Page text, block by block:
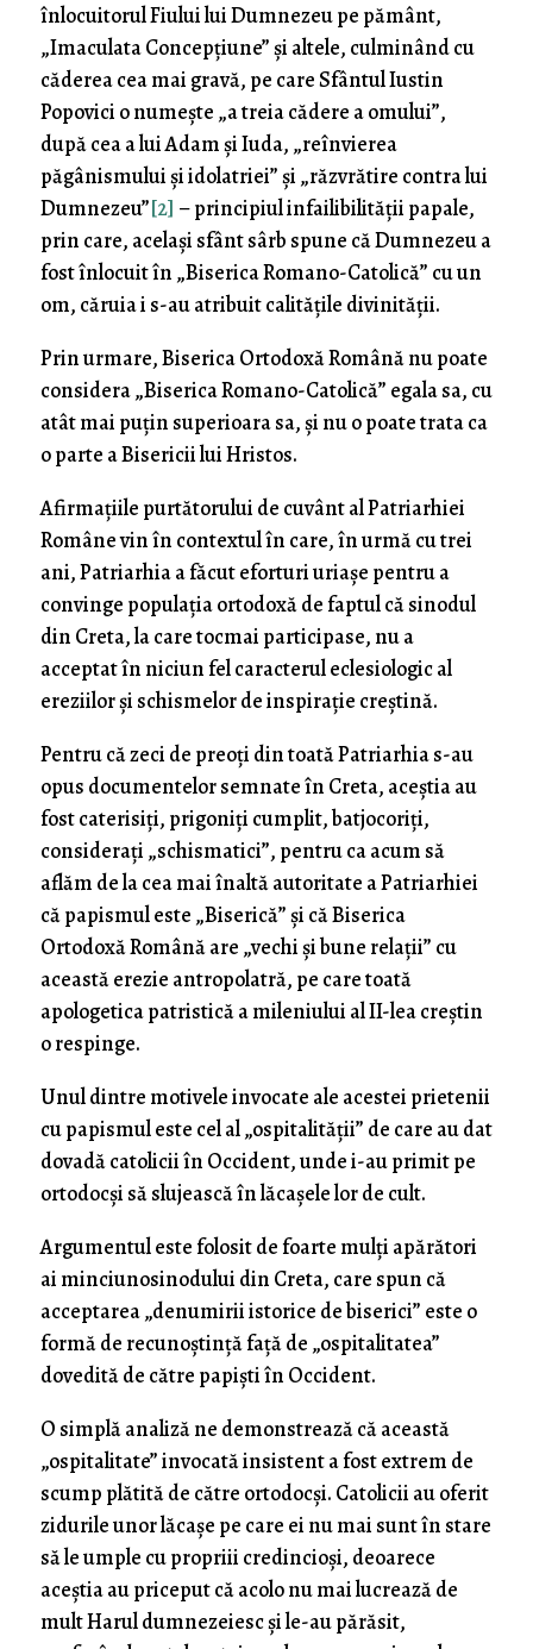
înlocuitorul Fiului lui Dumnezeu pe pământ,
„Imaculata Concepțiune” și altele, culminând cu
căderea cea mai gravă, pe care Sfântul Iustin
Popovici o numește „a treia cădere a omului”,
după cea a lui Adam și Iuda, „reînvierea
păgânismului și idolatriei” și „răzvrătire contra lui
Dumnezeu”[2] – principiul infailibilității papale,
prin care, același sfânt sârb spune că Dumnezeu a
fost înlocuit în „Biserica Romano-Catolică” cu un
om, căruia i s-au atribuit calitățile divinității.
Prin urmare, Biserica Ortodoxă Română nu poate
considera „Biserica Romano-Catolică” egala sa, cu
atât mai puțin superioara sa, și nu o poate trata ca
o parte a Bisericii lui Hristos.
Afirmațiile purtătorului de cuvânt al Patriarhiei
Române vin în contextul în care, în urmă cu trei
ani, Patriarhia a făcut eforturi uriașe pentru a
convinge populația ortodoxă de faptul că sinodul
din Creta, la care tocmai participase, nu a
acceptat în niciun fel caracterul eclesiologic al
ereziilor și schismelor de inspirație creștină.
Pentru că zeci de preoți din toată Patriarhia s-au
opus documentelor semnate în Creta, aceștia au
fost caterisiți, prigoniți cumplit, batjocoriți,
considerați „schismatici”, pentru ca acum să
aflăm de la cea mai înaltă autoritate a Patriarhiei
că papismul este „Biserică” și că Biserica
Ortodoxă Română are „vechi și bune relații” cu
această erezie antropolatră, pe care toată
apologetica patristică a mileniului al II-lea creștin
o respinge.
Unul dintre motivele invocate ale acestei prietenii
cu papismul este cel al „ospitalității” de care au dat
dovadă catolicii în Occident, unde i-au primit pe
ortodocși să slujească în lăcașele lor de cult.
Argumentul este folosit de foarte mulți apărători
ai minciunosinodului din Creta, care spun că
acceptarea „denumirii istorice de biserici” este o
formă de recunoștință față de „ospitalitatea”
dovedită de către papiști în Occident.
O simplă analiză ne demonstrează că această
„ospitalitate” invocată insistent a fost extrem de
scump plătită de către ortodocși. Catolicii au oferit
zidurile unor lăcașe pe care ei nu mai sunt în stare
să le umple cu propriii credincioși, deoarece
aceștia au priceput că acolo nu mai lucrează de
mult Harul dumnezeiesc și le-au părăsit,